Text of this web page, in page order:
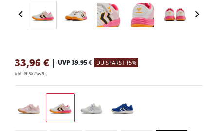
33,96 € | UVP 39,95 € DU SPARST 15%
inkl. 19 % MwSt.